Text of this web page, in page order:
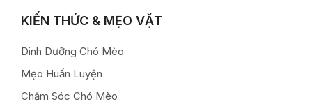
KIẾN THỨC & MẸO VẶT
Dinh Dưỡng Chó Mèo
Mẹo Huấn Luyện
Chăm Sóc Chó Mèo